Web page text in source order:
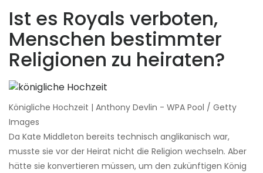
Ist es Royals verboten,
Menschen bestimmter
Religionen zu heiraten?
Königliche Hochzeit | Anthony Devlin - WPA Pool / Getty
Images
Da Kate Middleton bereits technisch anglikanisch war,
musste sie vor der Heirat nicht die Religion wechseln. Aber
hätte sie konvertieren müssen, um den zukünftigen König